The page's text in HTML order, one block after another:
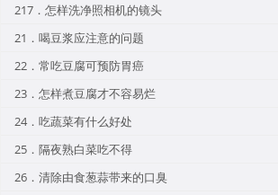
217．怎样洗净照相机的镜头
21．喝豆浆应注意的问题
22．常吃豆腐可预防胃癌
23．怎样煮豆腐才不容易烂
24．吃蔬菜有什么好处
25．隔夜熟白菜吃不得
26．清除由食葱蒜带来的口臭